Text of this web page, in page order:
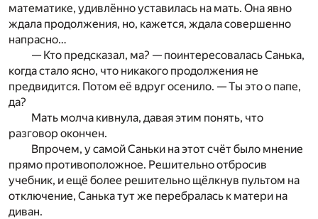
математике, удивлённо уставилась на мать. Она явно
ждала продолжения, но, кажется, ждала совершенно
напрасно…
— Кто предсказал, ма? — поинтересовалась Санька,
когда стало ясно, что никакого продолжения не
предвидится. Потом её вдруг осенило. — Ты это о папе,
да?
Мать молча кивнула, давая этим понять, что
разговор окончен.
Впрочем, у самой Саньки на этот счёт было мнение
прямо противоположное. Решительно отбросив
учебник, и ещё более решительно щёлкнув пультом на
отключение, Санька тут же перебралась к матери на
диван.